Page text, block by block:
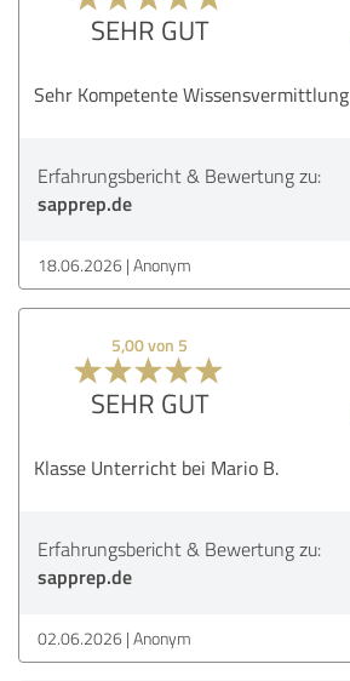
SEHR GUT
Sehr Kompetente Wissensvermittlung
Erfahrungsbericht & Bewertung zu:
sapprep.de
18.06.2026 Anonym
5,00 von 5
SEHR GUT
Klasse Unterricht bei Mario B.
Erfahrungsbericht & Bewertung zu:
sapprep.de
02.06.2026 Anonym